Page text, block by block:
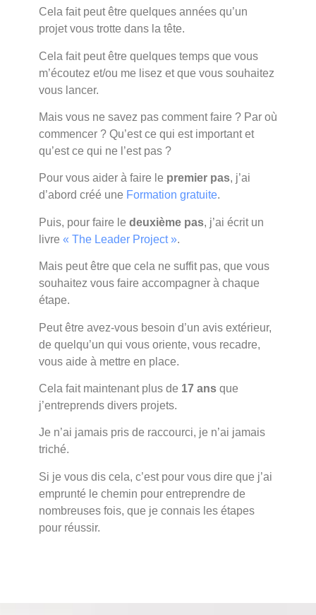
POUR QUI
EST CE
COACHING ?
Cela fait peut être quelques années qu’un
projet vous trotte dans la tête.
Cela fait peut être quelques temps que vous
m’écoutez et/ou me lisez et que vous souhaitez
vous lancer.
Mais vous ne savez pas comment faire ? Par où
commencer ? Qu’est ce qui est important et
qu’est ce qui ne l’est pas ?
Pour vous aider à faire le premier pas, j’ai
d’abord créé une Formation gratuite.
Puis, pour faire le deuxième pas, j’ai écrit un
livre « The Leader Project ».
Mais peut être que cela ne suffit pas, que vous
souhaitez vous faire accompagner à chaque
étape.
Peut être avez-vous besoin d’un avis extérieur,
de quelqu’un qui vous oriente, vous recadre,
vous aide à mettre en place.
Cela fait maintenant plus de 17 ansque
j’entreprends divers projets.
Je n’ai jamais pris de raccourci, je n’ai jamais
triché.
Si je vous dis cela, c’est pour vous dire que j’ai
emprunté le chemin pour entreprendre de
nombreuses fois, que je connais les étapes
pour réussir.